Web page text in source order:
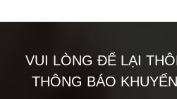
VUI LÒNG ĐỂ LẠI
THÔNG BÁO